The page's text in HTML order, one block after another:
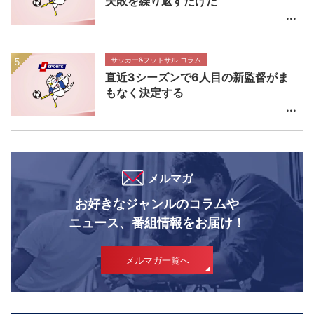
サッカー&フットサル コラム
直近3シーズンで6人目の新監督がま
もなく決定する
メルマガ
お好きなジャンルのコラムや
ニュース、番組情報をお届け！
メルマガ一覧へ